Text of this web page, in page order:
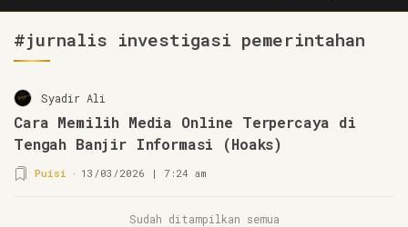
#jurnalis investigasi pemerintahan
Syadir Ali
Cara Memilih Media Online Terpercaya di
Tengah Banjir Informasi (Hoaks)
Puisi 13/03/2026 | 7:24 am
Sudah ditampilkan semua